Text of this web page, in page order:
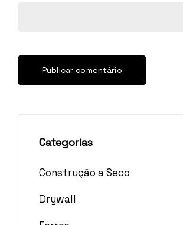
Categorias
Construção a Seco
Drywall